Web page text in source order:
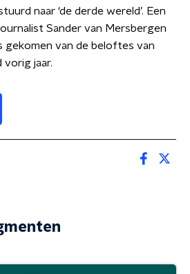
naar ‘de derde wereld’. Een
Sander van Mersbergen
van de beloftes van
vorig jaar.